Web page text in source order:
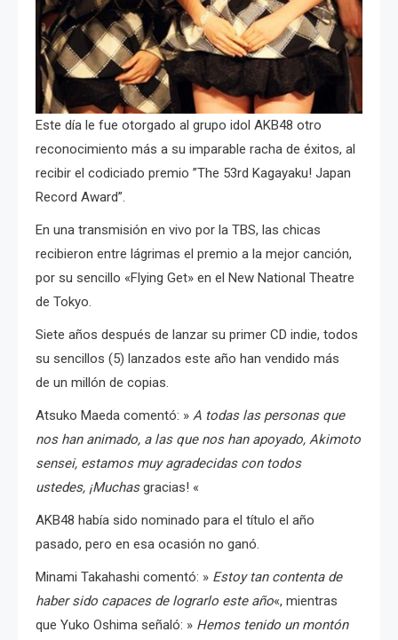
Este día le fue otorgado al grupo idol AKB48 otro
reconocimiento más a su imparable racha de éxitos, al
recibir el codiciado premio ”The 53rd Kagayaku! Japan
Record Award”.
En una transmisión en vivo por la TBS, las chicas
recibieron entre lágrimas el premio a la mejor canción,
por su sencillo «Flying Get» en el New National Theatre
de Tokyo.
Siete años después de lanzar su primer CD indie, todos
su sencillos (5) lanzados este año han vendido más
de un millón de copias.
Atsuko Maeda comentó: » A todas las personas que
nos han animado, a las que nos han apoyado, Akimoto
sensei, estamos muy agradecidas con todos
ustedes, ¡Muchasgracias! «
AKB48 había sido nominado para el título el año
pasado, pero en esa ocasión no ganó.
Minami Takahashi comentó: » Estoy tan contenta de
haber sido capaces de lograrlo este año«, mientras
que Yuko Oshima señaló: » Hemos tenido un montón